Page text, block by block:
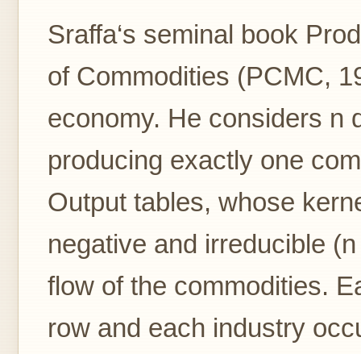
Sraffa‘s seminal book
of Commodities (PCMC,
economy. He considers n
producing exactly one
Output tables, whose
negative and irreducible
flow of the commodities.
row and each industry